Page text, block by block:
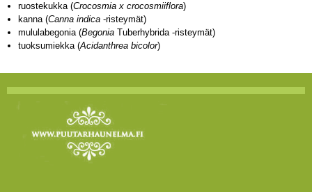
ruostekukka (Crocosmia x crocosmiiflora)
kanna (Canna indica -risteymät)
mululabegonia (Begonia Tuberhybrida -risteymät)
tuoksumiekka (Acidanthrea bicolor)